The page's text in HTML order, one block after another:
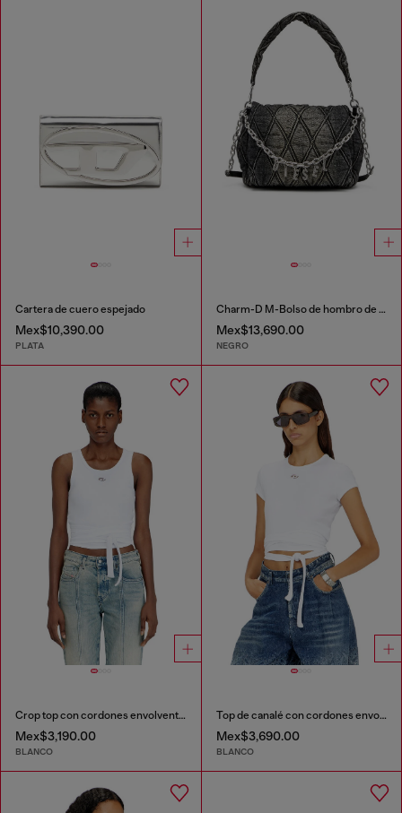
Cartera de cuero espejado
Mex$10,390.00
PLATA
Charm-D M-Bolso de hombro de denim acolchado
Mex$13,690.00
NEGRO
Crop top con cordones envolventes
Mex$3,190.00
BLANCO
Top de canalé con cordones envolventes
Mex$3,690.00
BLANCO